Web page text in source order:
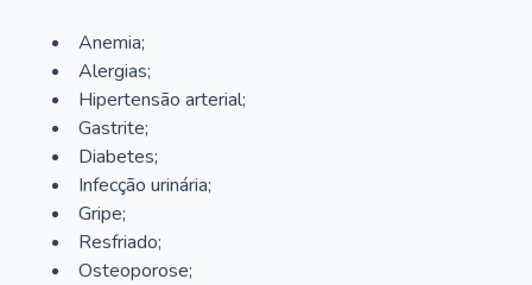
Anemia;
Alergias;
Hipertensão arterial;
Gastrite;
Diabetes;
Infecção urinária;
Gripe;
Resfriado;
Osteoporose;